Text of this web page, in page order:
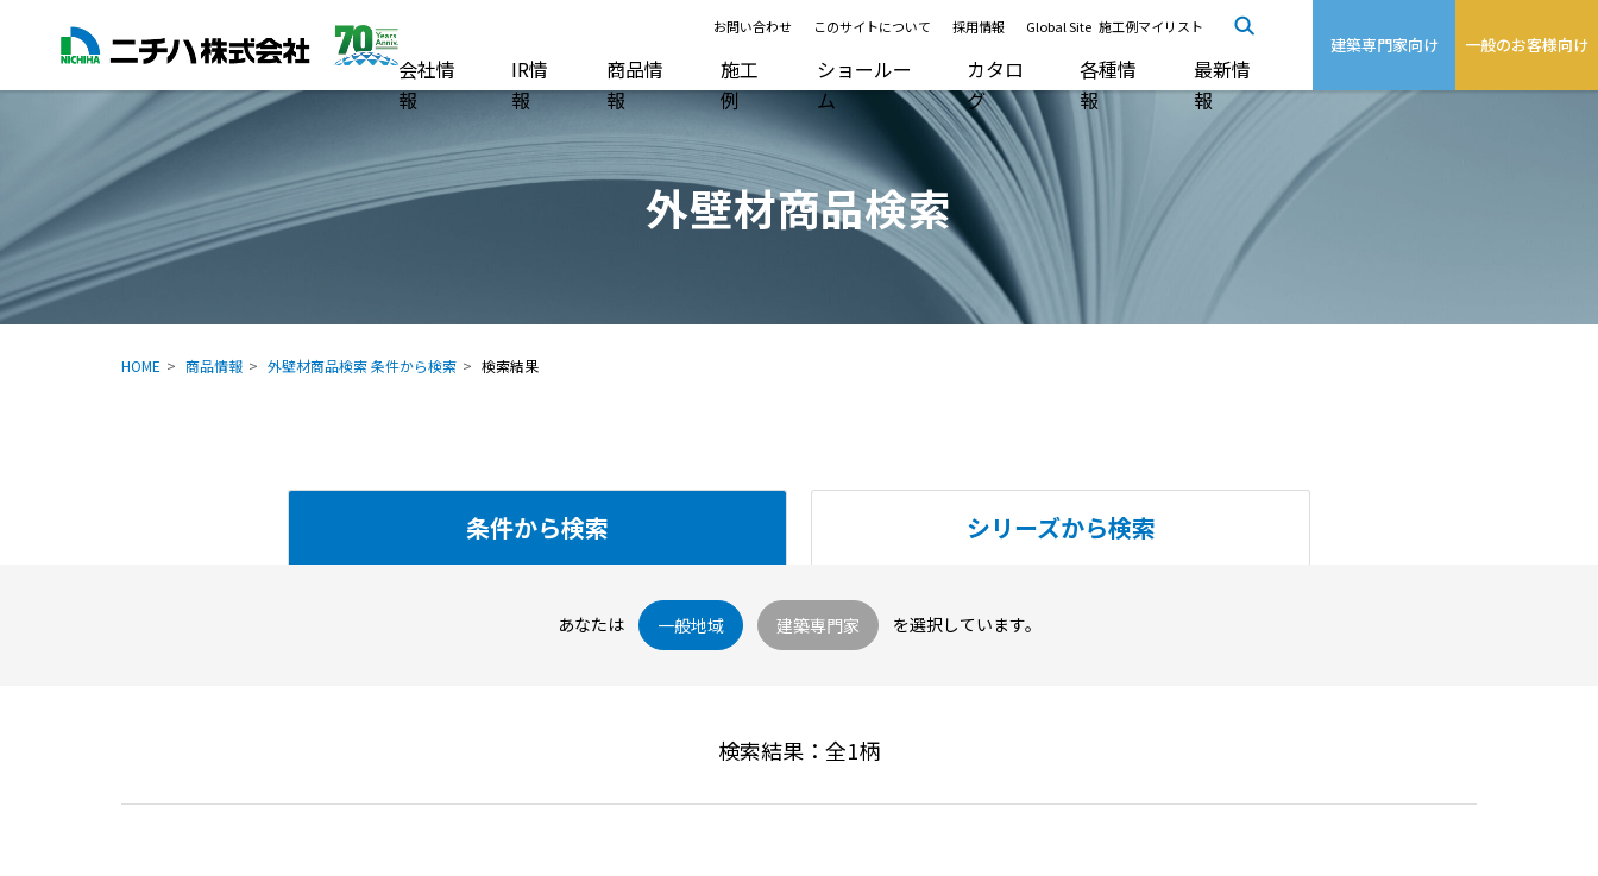
お問い合わせ このサイトについて 採用情報 Global Site 施工例マイリスト
会社情
報
IR情
報
商品情
報
施工
例
ショールー
ム
カタロ
グ
各種情
報
最新情
報
建築専門家向け 一般のお客様向け
外壁材商品検索
HOME 商品情報 外壁材商品検索 条件から検索 検索結果
条件から検索 シリーズから検索
あなたは 一般地域 建築専門家 を選択しています。
検索結果：全1柄